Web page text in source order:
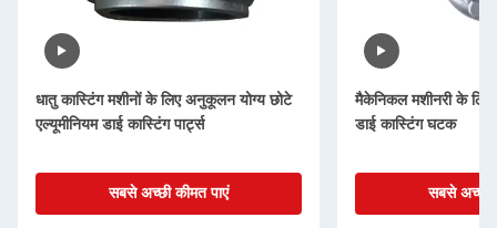
धातु कास्टिंग मशीनों के लिए अनुकूलन योग्य छोटे
एल्यूमीनियम डाई कास्टिंग पार्ट्स
सबसे अच्छी कीमत पाएं
मैकेनिकल मशीनरी के लिए
डाई कास्टिंग घटक
सबसे अच्छी